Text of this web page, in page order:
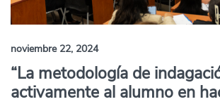
noviembre 22, 2024
“La metodología de
activamente al alumno en